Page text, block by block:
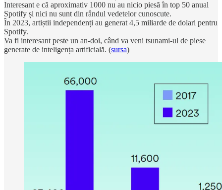
Interesant e că aproximativ 1000 nu au nicio piesă în top 50 anual
Spotify și nici nu sunt din rândul vedetelor cunoscute.
În 2023, artiștii independenți au generat 4,5 miliarde de dolari pentru
Spotify.
Va fi interesant peste un an-doi, când va veni tsunami-ul de piese
generate de inteligența artificială. (sursa)